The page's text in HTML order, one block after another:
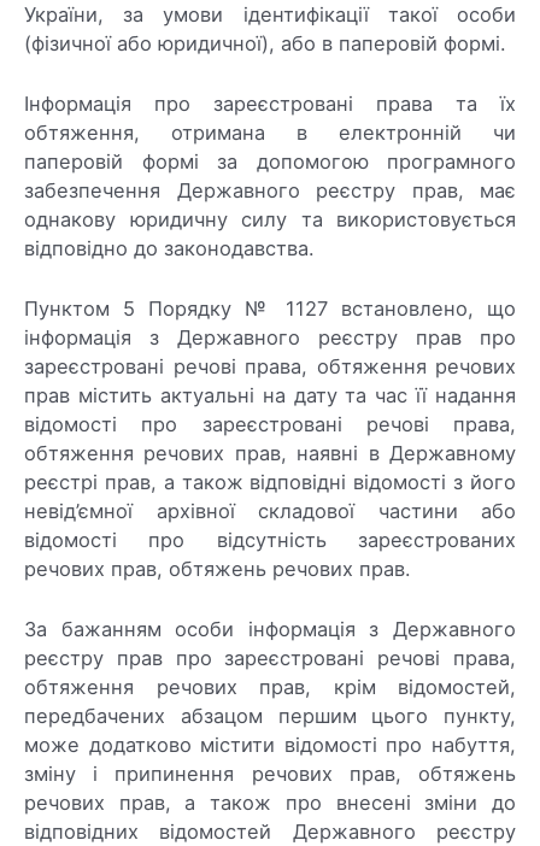
України, за умови ідентифікації такої особи
(фізичної або юридичної), або в паперовій формі.
Інформація про зареєстровані права та їх
обтяження, отримана в електронній чи
паперовій формі за допомогою програмного
забезпечення Державного реєстру прав, має
однакову юридичну силу та використовується
відповідно до законодавства.
Пунктом 5 Порядку № 1127 встановлено, що
інформація з Державного реєстру прав про
зареєстровані речові права, обтяження речових
прав містить актуальні на дату та час її надання
відомості про зареєстровані речові права,
обтяження речових прав, наявні в Державному
реєстрі прав, а також відповідні відомості з його
невід’ємної архівної складової частини або
відомості про відсутність зареєстрованих
речових прав, обтяжень речових прав.
За бажанням особи інформація з Державного
реєстру прав про зареєстровані речові права,
обтяження речових прав, крім відомостей,
передбачених абзацом першим цього пункту,
може додатково містити відомості про набуття,
зміну і припинення речових прав, обтяжень
речових прав, а також про внесені зміни до
відповідних відомостей Державного реєстру